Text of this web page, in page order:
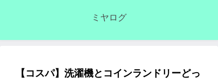
ミヤログ
【コスパ】洗濯機とコインランドリーどっ